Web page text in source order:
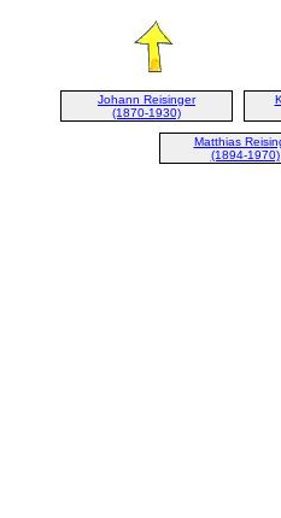
Johann Reisinger
(1870-1930)
Matthias
(1894-1970)